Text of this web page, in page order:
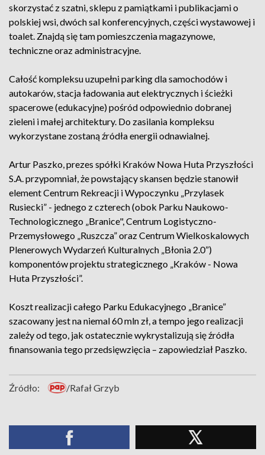
skorzystać z szatni, sklepu z pamiątkami i publikacjami o
polskiej wsi, dwóch sal konferencyjnych, części wystawowej i
toalet. Znajdą się tam pomieszczenia magazynowe,
techniczne oraz administracyjne.
Całość kompleksu uzupełni parking dla samochodów i
autokarów, stacja ładowania aut elektrycznych i ścieżki
spacerowe (edukacyjne) pośród odpowiednio dobranej
zieleni i małej architektury. Do zasilania kompleksu
wykorzystane zostaną źródła energii odnawialnej.
Artur Paszko, prezes spółki Kraków Nowa Huta Przyszłości
S.A. przypomniał, że powstający skansen będzie stanowił
element Centrum Rekreacji i Wypoczynku „Przylasek
Rusiecki” - jednego z czterech (obok Parku Naukowo-
Technologicznego „Branice", Centrum Logistyczno-
Przemysłowego „Ruszcza” oraz Centrum Wielkoskalowych
Plenerowych Wydarzeń Kulturalnych „Błonia 2.0”)
komponentów projektu strategicznego „Kraków - Nowa
Huta Przyszłości”.
Koszt realizacji całego Parku Edukacyjnego „Branice”
szacowany jest na niemal 60 mln zł, a tempo jego realizacji
zależy od tego, jak ostatecznie wykrystalizują się źródła
finansowania tego przedsięwzięcia – zapowiedział Paszko.
Źródło: /Rafał Grzyb